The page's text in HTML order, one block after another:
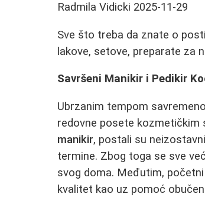
Radmila Vidicki 2025-11-29
Sve što treba da znate o
lakove, setove, preparate za
Savršeni Manikir i Pedikir
Ubrzanim tempom
redovne posete kozmetičkim
manikir, postali su
termine. Zbog toga se sve
svog doma. Međutim,
kvalitet kao uz pomoć